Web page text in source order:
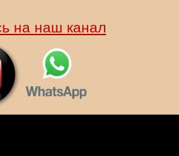
на наш канал